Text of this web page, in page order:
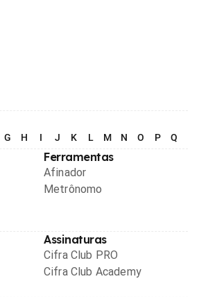
G H I J K L M N O P Q
Ferramentas
Afinador
Metrônomo
Assinaturas
Cifra Club PRO
Cifra Club Academy